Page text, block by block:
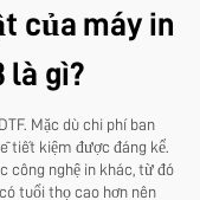
của máy in
là gì?
Mặc dù chi phí ban
tiết kiệm được đáng kể.
công nghệ in khác, từ đó
tuổi thọ cao hơn nên